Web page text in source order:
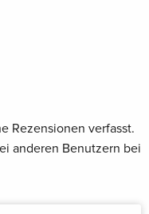
Rezensionen verfasst.
anderen Benutzern bei